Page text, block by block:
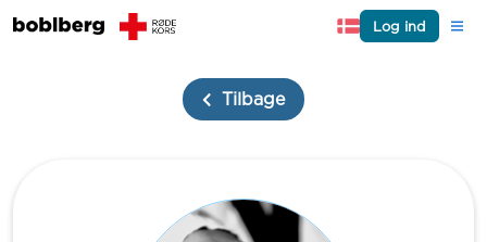
Log ind
Tilbage